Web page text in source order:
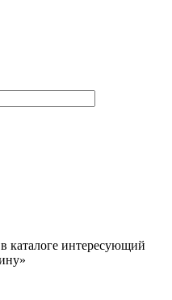
каталоге интересующий